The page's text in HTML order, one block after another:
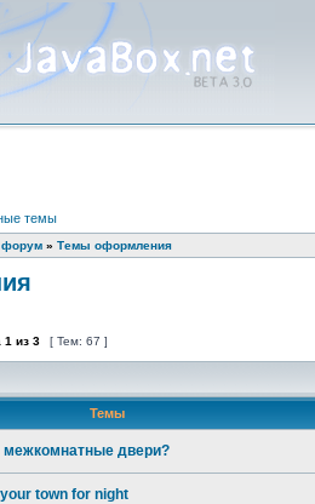
темы
» Темы оформления
1 из 3 [ Тем: 67 ]
Темы
межкомнатные двери?
town for night